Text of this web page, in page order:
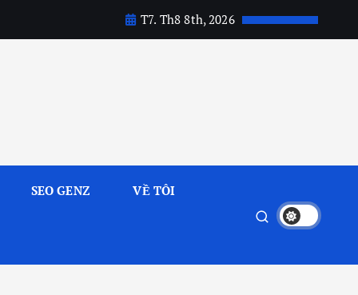
T7. Th8 8th, 2026
SEO GENZ VỀ TÔI